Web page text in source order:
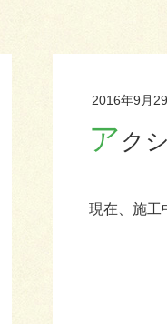
2016年9月
ア ク
現在、施工